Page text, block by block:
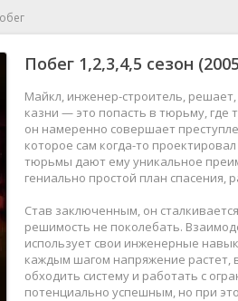
Побег 1,2,3,4,5 сезон
Майкл, инженер-строитель,
казни — это попасть в тюрьму, где
он намеренно совершает
которое сам когда-то
тюрьмы дают ему уникальное
гениально простой план
Став заключенным, он
решимость не поколебать.
использует свои инженерные
каждым шагом напряжение растет,
обходить систему и работать с
потенциально успешным, но при